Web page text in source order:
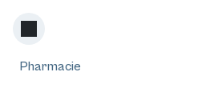
Pharmacie